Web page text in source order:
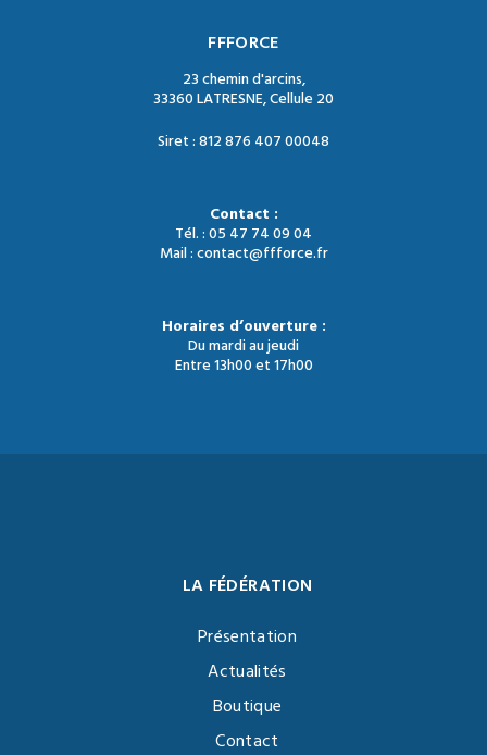
FFFORCE
23 chemin d'arcins,
33360 LATRESNE, Cellule 20
Siret : 812 876 407 00048
Contact :
Tél. : 05 47 74 09 04
Mail : contact@ffforce.fr
Horaires d’ouverture :
Du mardi au jeudi
Entre 13h00 et 17h00
LA FÉDÉRATION
Présentation
Actualités
Boutique
Contact